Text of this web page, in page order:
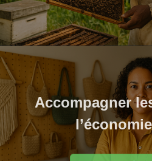
Accompagner